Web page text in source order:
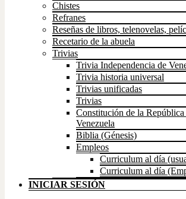
Chistes
Refranes
Reseñas de libros, telenovelas,
Recetario de la abuela
Trivias
Trivia Independencia de
Trivia historia universal
Trivias unificadas
Trivias
Constitución de la
Venezuela
Biblia (Génesis)
Empleos
Curriculum al día
Curriculum al día
INICIAR SESIÓN